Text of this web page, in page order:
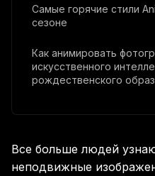
Самые горячие стили
сезоне
Как анимировать
искусственного
рождественского
Вопросы и ответы
Все больше людей
неподвижные